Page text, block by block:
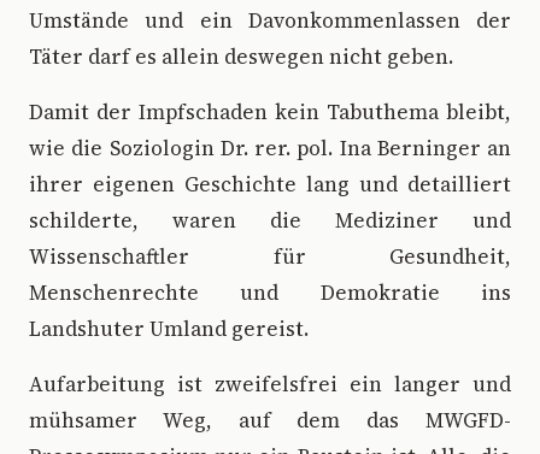
Umstände und ein Davonkommenlassen der
Täter darf es allein deswegen nicht geben.
Damit der Impfschaden kein Tabuthema bleibt,
wie die Soziologin Dr. rer. pol. Ina Berninger an
ihrer eigenen Geschichte lang und detailliert
schilderte, waren die Mediziner und
Wissenschaftler für Gesundheit,
Menschenrechte und Demokratie ins
Landshuter Umland gereist.
Aufarbeitung ist zweifelsfrei ein langer und
mühsamer Weg, auf dem das MWGFD-